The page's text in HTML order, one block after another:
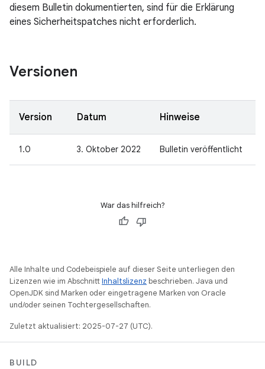
diesem Bulletin dokumentierten, sind für die Erklärung
eines Sicherheitspatches nicht erforderlich.
Versionen
Version Datum Hinweise
1.0 3. Oktober 2022 Bulletin veröffentlicht
War das hilfreich?
Alle Inhalte und Codebeispiele auf dieser Seite unterliegen den
Lizenzen wie im AbschnittInhaltslizenz beschrieben. Java und
OpenJDK sind Marken oder eingetragene Marken von Oracle
und/oder seinen Tochtergesellschaften.
Zuletzt aktualisiert: 2025-07-27 (UTC).
BUILD